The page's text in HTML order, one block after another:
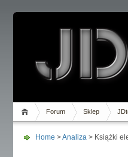
Forum Sklep
Home >Analiza > Książki